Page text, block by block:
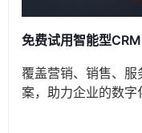
免费试用智能型CRM
覆盖营销、销售、
案，助力企业的数字